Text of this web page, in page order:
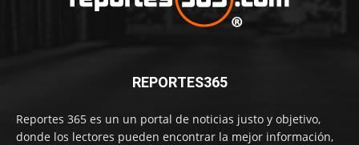
REPORTES365
Reportes 365 es un un portal de noticias justo y objetivo,
donde los lectores pueden encontrar la mejor información,